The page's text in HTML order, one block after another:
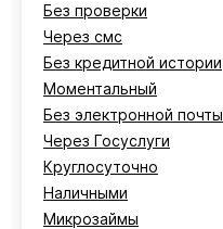
Без проверки
Через смс
Без кредитной истории
Моментальный
Без электронной почты
Через Госуслуги
Круглосуточно
Наличными
Микрозаймы